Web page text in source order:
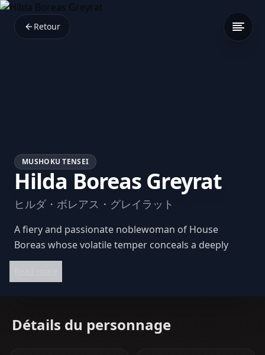
Retour
MUSHOKU TENSEI
Hilda Boreas Greyrat
ヒルダ・ボレアス・グレイラット
A fiery and passionate noblewoman of House
Boreas whose volatile temper conceals a deeply
romantic heart that loves with overwhelming
Détails du personnage